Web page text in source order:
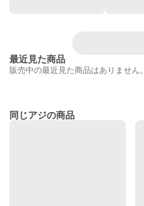
最近見た商品
販売中の最近見た商品はありません。
同じアジの商品